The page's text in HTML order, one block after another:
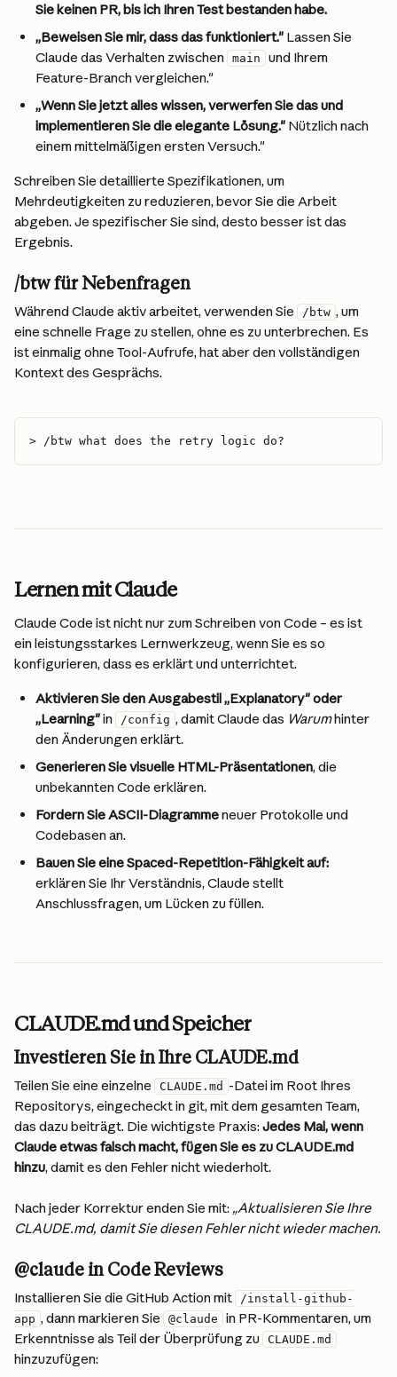
Sie keinen PR, bis ich Ihren Test bestanden habe.
„Beweisen Sie mir, dass das funktioniert." Lassen Sie
Claude das Verhalten zwischen
main
und Ihrem
Feature-Branch vergleichen."
„Wenn Sie jetzt alles wissen, verwerfen Sie das und
implementieren Sie die elegante Lösung." Nützlich nach
einem mittelmäßigen ersten Versuch."
Schreiben Sie detaillierte Spezifikationen, um
Mehrdeutigkeiten zu reduzieren, bevor Sie die Arbeit
abgeben. Je spezifischer Sie sind, desto besser ist das
Ergebnis.
/btw für Nebenfragen
Während Claude aktiv arbeitet, verwenden Sie /btw , um
eine schnelle Frage zu stellen, ohne es zu unterbrechen. Es
ist einmalig ohne Tool-Aufrufe, hat aber den vollständigen
Kontext des Gesprächs.
> /btw what does the retry logic do?
Lernen mit Claude
Claude Code ist nicht nur zum Schreiben von Code – es ist
ein leistungsstarkes Lernwerkzeug, wenn Sie es so
konfigurieren, dass es erklärt und unterrichtet.
Aktivieren Sie den Ausgabestil „Explanatory" oder
„Learning" in /config , damit Claude das Warum hinter
den Änderungen erklärt.
Generieren Sie visuelle HTML-Präsentationen, die
unbekannten Code erklären.
Fordern Sie ASCII-Diagramme neuer Protokolle und
Codebasen an.
Bauen Sie eine Spaced-Repetition-Fähigkeit auf:
erklären Sie Ihr Verständnis, Claude stellt
Anschlussfragen, um Lücken zu füllen.
CLAUDE.md und Speicher
Investieren Sie in Ihre CLAUDE.md
Teilen Sie eine einzelne CLAUDE.md -Datei im Root Ihres
Repositorys, eingecheckt in git, mit dem gesamten Team,
das dazu beiträgt. Die wichtigste Praxis: Jedes Mal, wenn
Claude etwas falsch macht, fügen Sie es zu CLAUDE.md
hinzu, damit es den Fehler nicht wiederholt.
Nach jeder Korrektur enden Sie mit: „Aktualisieren Sie Ihre
CLAUDE.md, damit Sie diesen Fehler nicht wieder machen.
@claude in Code Reviews
Installieren Sie die GitHub Action mit
/install-github-
app , dann markieren Sie @claude
in PR-Kommentaren, um
Erkenntnisse als Teil der Überprüfung zu
CLAUDE.md
hinzuzufügen: